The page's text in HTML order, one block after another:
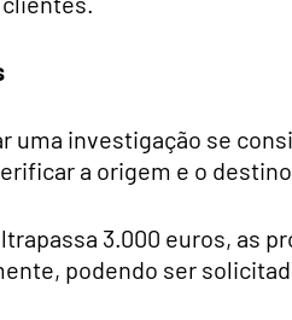
uma investigação se
a origem e o
3.000 euros, as
podendo ser